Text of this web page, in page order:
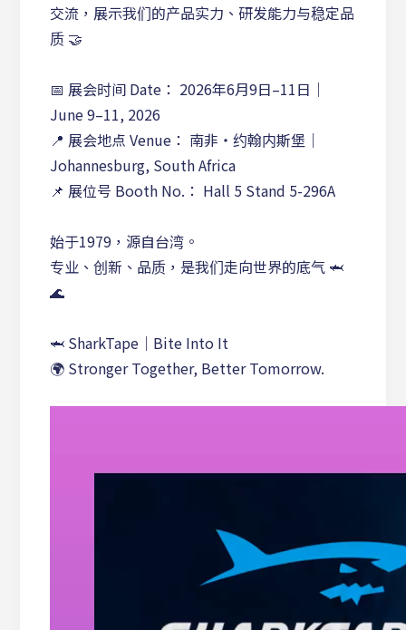
交流，展示我们的产品实力、研发能力与稳定品
质 🤝
📅 展会时间 Date： 2026年6月9日–11日｜
June 9–11, 2026
📍 展会地点 Venue： 南非・约翰内斯堡｜
Johannesburg, South Africa
📌 展位号 Booth No.： Hall 5 Stand 5-296A
始于1979，源自台湾。
专业、创新、品质，是我们走向世界的底气 🦈
🌊
🦈 SharkTape｜Bite Into It
🌍 Stronger Together, Better Tomorrow.